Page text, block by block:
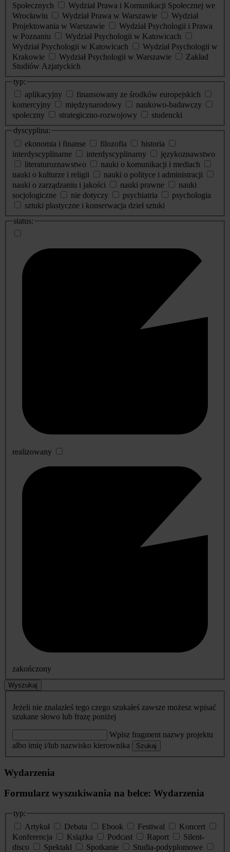
Społecznych
Wydział Prawa i Komunikacji Społecznej we
Wrocławiu
Wydział Prawa w Warszawie
Wydział
Projektowania w Warszawie
Wydział Psychologii i Prawa
w Poznaniu
Wydział Psychologii w Katowicach
Wydział Psychologii w Katowicach
Wydział Psychologii w
Krakowie
Wydział Psychologii w Warszawie
Zakład
Studiów Azjatyckich
typ:
aplikacyjny
finansowany ze środków europejskich
komercyjny
międzynarodowy
naukowo-badawczy
społeczny
strategiczno-rozwojowy
studencki
dyscyplina:
ekonomia i finanse
filozofia
historia
interdyscyplinarne
interdyscyplinarny
językoznawstwo
literaturoznawstwo
nauki o komunikacji i mediach
nauki o kulturze i religii
nauki o polityce i administracji
nauki o zarządzaniu i jakości
nauki prawne
nauki
socjologiczne
nie dotyczy psychiatria
psychologia
sztuki plastyczne i konserwacja dzieł sztuki
status:
realizowany
zakończony
Wyszukaj
Jeżeli nie znalazłeś tego czego szukałeś zawsze możesz wpisać
szukane słowo lub frazę poniżej
Wpisz fragment nazwy projektu
albo imię i/lub nazwisko kierownika
Szukaj
Wydarzenia
Formularz wyszukiwania na belce: Wydarzenia
typ:
Artykuł
Debata Ebook Festiwal
Koncert
Konferencja
Książka Podcast Raport
Silent-
disco
Spektakl Spotkanie
Studia-podyplomowe